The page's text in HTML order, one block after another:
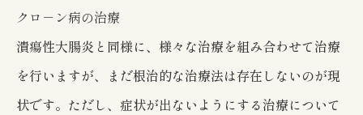
クロ－ン病の治療
潰瘍性大腸炎と同様に、様々な治療を組み合わせて治療
を行いますが、まだ根治的な治療法は存在しないのが現
状です。ただし、症状が出ないようにする治療について